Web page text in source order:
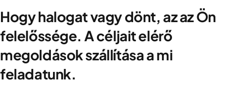
Hogy halogat vagy dönt, az az Ön
felelőssége. A céljait elérő
megoldások szállítása a mi
feladatunk.